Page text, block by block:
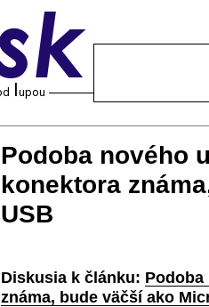
Podoba nového
konektora
USB
Diskusia k článku:
známa, bude väčší ako